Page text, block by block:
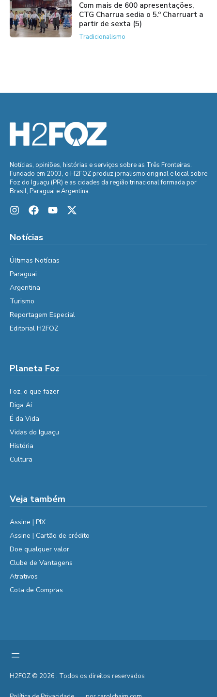
Com mais de 600 apresentações,
CTG Charrua sedia o 5.º Charruart a
partir de sexta (5)
Tradicionalismo
Notícias, opiniões, histórias e serviços sobre as Três Fronteiras.
Fundado em 2003, o H2FOZ produz jornalismo original e local sobre
Foz do Iguaçu (PR) e as cidades da região trinacional formada por
Brasil, Paraguai e Argentina.
Notícias
Últimas Notícias
Paraguai
Argentina
Turismo
Reportagem Especial
Editorial H2FOZ
Planeta Foz
Foz, o que fazer
Diga Aí
É da Vida
Vidas do Iguaçu
História
Cultura
Veja também
Assine | PIX
Assine | Cartão de crédito
Doe qualquer valor
Clube de Vantagens
Atrativos
Cota de Compras
H2FOZ © 2026 . Todos os direitos reservados